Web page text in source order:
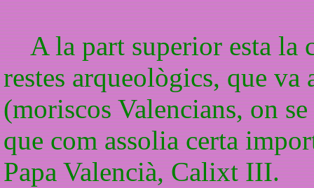
A la part superior esta la
restes arqueològics, que va
(moriscos Valencians, on
que com assolia certa
Papa Valencià, Calixt III.